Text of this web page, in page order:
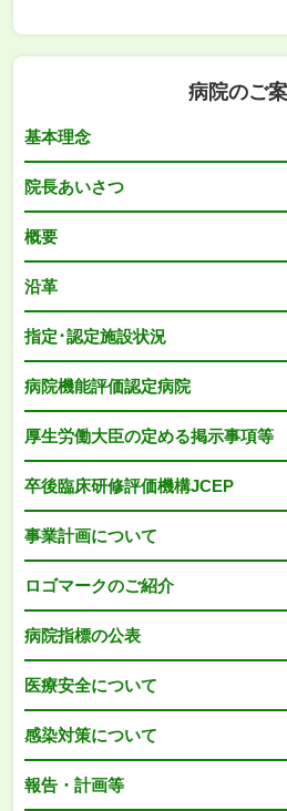
病院のご
基本理念
院長あいさつ
概要
沿革
指定･認定施設状況
病院機能評価認定病院
厚生労働大臣の定める掲示事項等
卒後臨床研修評価機構JCEP
事業計画について
ロゴマークのご紹介
病院指標の公表
医療安全について
感染対策について
報告・計画等